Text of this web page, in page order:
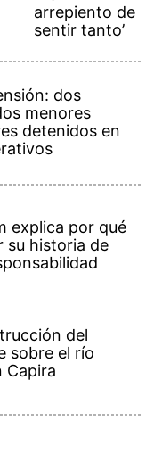
arrepiento de
sentir tanto’
dos
menores
detenidos en
explica por qué
su historia de
del
sobre el río
Capira